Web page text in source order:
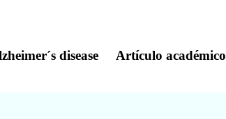
disease Artículo académico